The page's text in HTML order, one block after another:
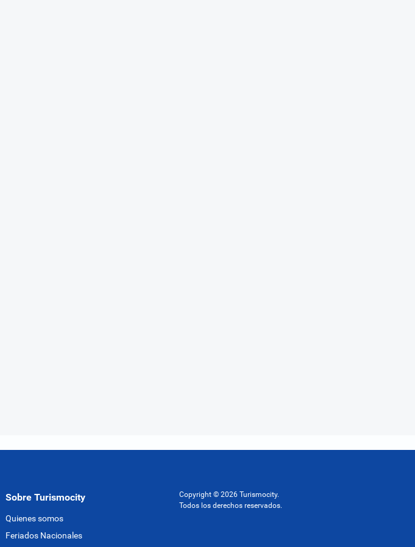
Sobre Turismocity
Quienes somos
Feriados Nacionales
Copyright © 2026 Turismocity.
Todos los derechos reservados.